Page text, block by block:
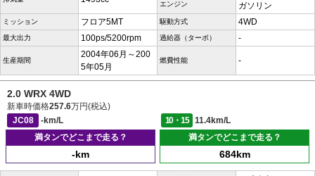
エンジン ガソリン
ミッション フロア5MT 駆動方式 4WD
最大出力 100ps/5200rpm 過給器（ターボ） -
生産期間
2004年06月～200
5年05月
燃費性能 -
2.0 WRX 4WD
新車時価格257.6万円(税込)
JC08
-km/L 10・15
11.4km/L
満タンでどこまで走る？
-km
満タンでどこまで走る？
684km